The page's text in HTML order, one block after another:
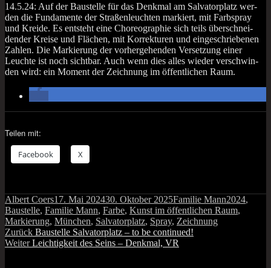
14.5.24: Auf der Bau­stel­le für das Denk­mal am Sal­va­tor­platz wer­
den die Fun­da­men­te der Stra­ßen­leuch­ten mar­kiert, mit Farb­spray
und Krei­de. Es ent­steht eine Cho­reo­gra­phie sich teils über­schnei­
den­der Krei­se und Flä­chen, mit Kor­rek­tu­ren und ein­ge­schrie­be­nen
Zah­len. Die Mar­kie­rung der vor­her­ge­hen­den Ver­set­zung einer
Leuch­te ist noch sicht­bar. Auch wenn dies alles wie­der ver­schwin­
den wird: ein Moment der Zeich­nung im öffent­li­chen Raum.
Teilen mit:
Face­book X
Autor
Albert CoersVeröffentlicht
am
17. Mai 202430. Oktober 2025Kategorien
Familie Mann2024,
Baustelle, Familie Mann, Farbe, Kunst im öffentlichen Raum,
Markierung, München, Salvatorplatz, Spray, Zeichnung
Beitragsnavigation
Zurück Vorheriger
Beitrag:
Baustelle Salvatorplatz – to be continued!
Weiter Nächster
Leichtigkeit des Seins – Denkmal, VR